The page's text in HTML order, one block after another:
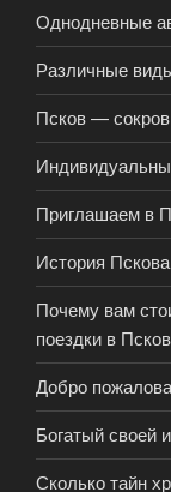
Однодневные
Различные
Псков —
Приглашаем в
История
Почему вам
поездки в
Добро
Богатый своей
Сколько тайн